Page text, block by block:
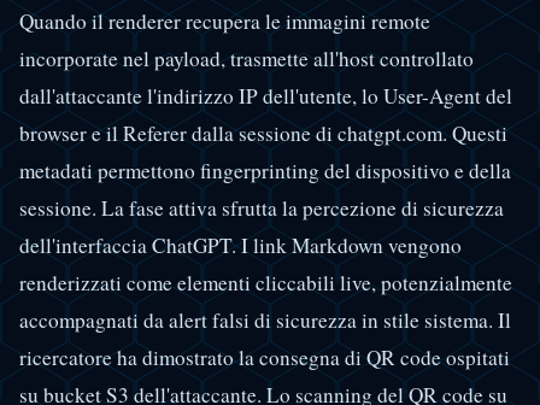
Quando il renderer recupera le immagini remote
incorporate nel payload, trasmette all'host controllato
dall'attaccante l'indirizzo IP dell'utente, lo User-Agent del
browser e il Referer dalla sessione di chatgpt.com. Questi
metadati permettono fingerprinting del dispositivo e della
sessione. La fase attiva sfrutta la percezione di sicurezza
dell'interfaccia ChatGPT. I link Markdown vengono
renderizzati come elementi cliccabili live, potenzialmente
accompagnati da alert falsi di sicurezza in stile sistema. Il
ricercatore ha dimostrato la consegna di QR code ospitati
su bucket S3 dell'attaccante. Lo scanning del QR code su